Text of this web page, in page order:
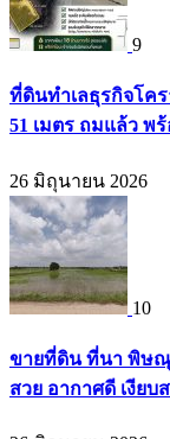
9
ที่ดินทำเลธุรกิจโค
51 เมตร ถมแล้ว พ
26 มิถุนายน 2026
10
ขายที่ดิน ที่นา พิษณุ
สวย อากาศดี เงียบ